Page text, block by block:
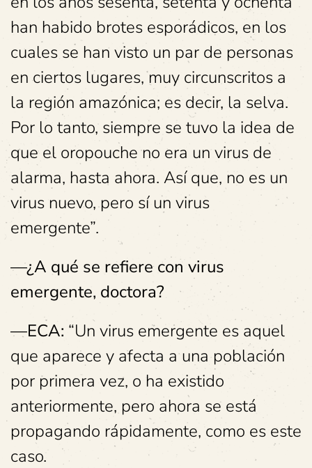
han habido brotes esporádicos, en los
cuales se han visto un par de personas
en ciertos lugares, muy circunscritos a
la región amazónica; es decir, la selva.
Por lo tanto, siempre se tuvo la idea de
que el oropouche no era un virus de
alarma, hasta ahora. Así que, no es un
virus nuevo, pero sí un virus
emergente”.
—¿A qué se refiere con virus
emergente, doctora?
—ECA: “Un virus emergente es aquel
que aparece y afecta a una población
por primera vez, o ha existido
anteriormente, pero ahora se está
propagando rápidamente, como es este
caso.